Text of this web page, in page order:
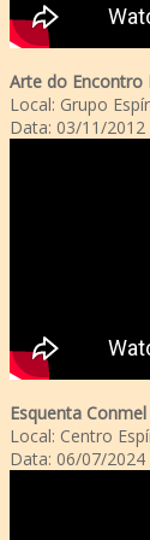
Arte do Encontro
Local: Grupo
Data: 03/11/2012
Esquenta
Local: Centro
Data: 06/07/2024